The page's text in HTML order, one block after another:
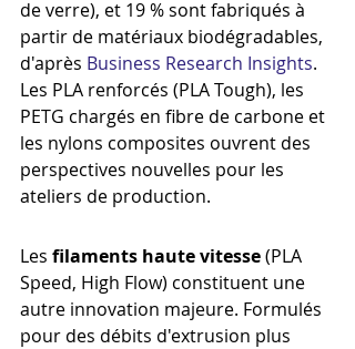
de verre), et 19 % sont fabriqués à
partir de matériaux biodégradables,
d'après Business Research Insights.
Les PLA renforcés (PLA Tough), les
PETG chargés en fibre de carbone et
les nylons composites ouvrent des
perspectives nouvelles pour les
ateliers de production.
Les filaments haute vitesse (PLA
Speed, High Flow) constituent une
autre innovation majeure. Formulés
pour des débits d'extrusion plus